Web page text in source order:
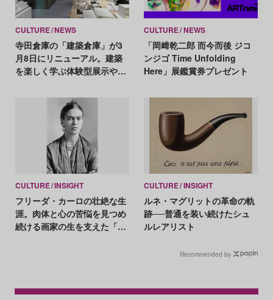
CULTURE NEWS
寺田倉庫の「建築倉庫」が3
月8日にリニューアル。建築
を楽しく学ぶ体験型展示やワ
CULTURE NEWS
「岡﨑乾二郎 而今而後 ジコ
ンジゴ Time Unfolding
Here」展鑑賞券プレゼント
CULTURE INSIGHT
フリーダ・カーロの壮絶な生
涯。肉体と心の苦悩を見つめ
続ける画家の生を支えた「絵
CULTURE INSIGHT
ルネ・マグリットの革命の軌
跡──普通を装い続けたシュ
ルレアリスト
Recommended by